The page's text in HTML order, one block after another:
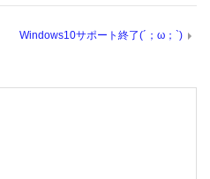
Windows10サポート終了(´；ω；`)